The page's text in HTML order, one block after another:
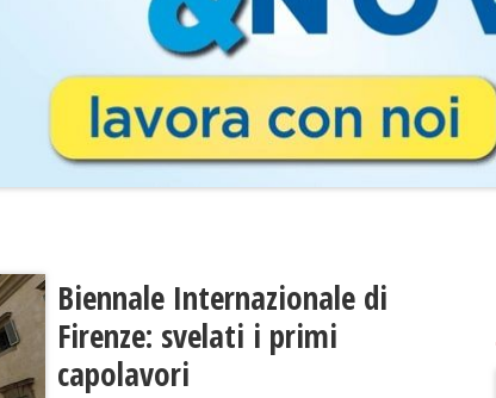
Biennale Internazionale di
Firenze: svelati i primi
capolavori